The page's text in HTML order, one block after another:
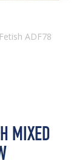
ADF78
MIXED